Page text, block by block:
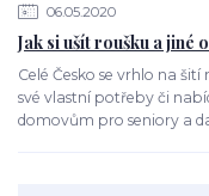
06.05.2020
Jak si ušít roušku a jiné
Celé Česko se vrhlo na
své vlastní potřeby či
domovům pro seniory a